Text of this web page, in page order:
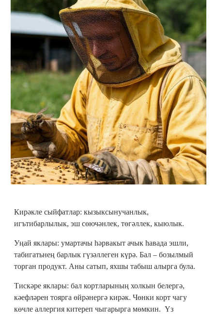
Кирәкле сыйфатлар: кызыксынучанлык,
игътибарлылык, эш сөючәнлек, төгәллек, кыюлык.
Уңай яклары: умартачы һәрвакыт ачык һавада эшли,
табигатьнең барлык гүзәллеген күрә. Бал – бозылмый
торган продукт. Аны сатып, яхшы табыш алырга була.
Тискәре яклары: бал кортларының холкын белергә,
кәефләрен тоярга өйрәнергә кирәк. Чөнки корт чагу
көчле аллергия китереп чыгарырга мөмкин. Үз